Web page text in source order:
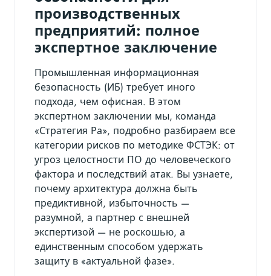
производственных
предприятий: полное
экспертное заключение
Промышленная информационная
безопасность (ИБ) требует иного
подхода, чем офисная. В этом
экспертном заключении мы, команда
«Стратегия Ра», подробно разбираем все
категории рисков по методике ФСТЭК: от
угроз целостности ПО до человеческого
фактора и последствий атак. Вы узнаете,
почему архитектура должна быть
предиктивной, избыточность —
разумной, а партнер с внешней
экспертизой — не роскошью, а
единственным способом удержать
защиту в «актуальной фазе».